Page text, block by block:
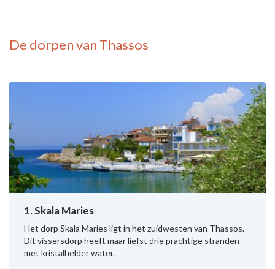
De dorpen van Thassos
1. Skala Maries
Het dorp Skala Maries ligt in het zuidwesten van Thassos.
Dit vissersdorp heeft maar liefst drie prachtige stranden
met kristalhelder water.